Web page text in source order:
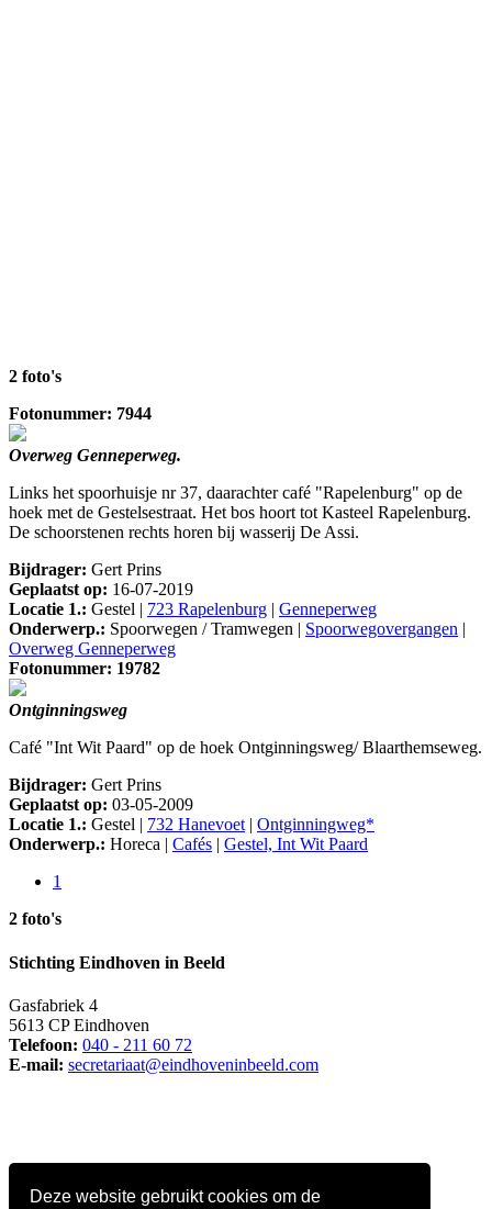
Deze website gebruikt cookies om de
2 foto's
Fotonummer: 7944
Overweg Genneperweg.
Links het spoorhuisje nr 37, daarachter café "Rapelenburg" op de
hoek met de Gestelsestraat. Het bos hoort tot Kasteel Rapelenburg.
De schoorstenen rechts horen bij wasserij De Assi.
Bijdrager: Gert Prins
Geplaatst op: 16-07-2019
Locatie 1.: Gestel | 723 Rapelenburg | Genneperweg
Onderwerp.: Spoorwegen / Tramwegen | Spoorwegovergangen |
Overweg Genneperweg
Fotonummer: 19782
Ontginningsweg
Café "Int Wit Paard" op de hoek Ontginningsweg/ Blaarthemseweg.
Bijdrager: Gert Prins
Geplaatst op: 03-05-2009
Locatie 1.: Gestel | 732 Hanevoet | Ontginningweg*
Onderwerp.: Horeca | Cafés | Gestel, Int Wit Paard
1
2 foto's
Stichting Eindhoven in Beeld
Gasfabriek 4
5613 CP Eindhoven
Telefoon: 040 - 211 60 72
E-mail: secretariaat@eindhoveninbeeld.com